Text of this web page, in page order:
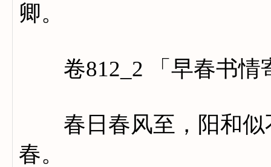
卿。
卷812_2 「早春书情
春日春风至，阳和似
春。